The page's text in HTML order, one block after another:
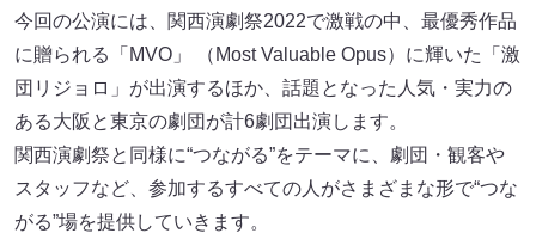
今回の公演には、関西演劇祭2022で激戦の中、最優秀作品
に贈られる「MVO」 （Most Valuable Opus）に輝いた「激
団リジョロ」が出演するほか、話題となった人気・実力の
ある大阪と東京の劇団が計6劇団出演します。
関西演劇祭と同様に“つながる”をテーマに、劇団・観客や
スタッフなど、参加するすべての人がさまざまな形で“つな
がる”場を提供していきます。